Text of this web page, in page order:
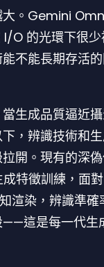
大。Gemini
O 的光環下很
不能長期存活
當生成品質逼近
，辨識技術和
開。現有的深
特徵訓練，面對
渲染，辨識準確
——這是每一代生